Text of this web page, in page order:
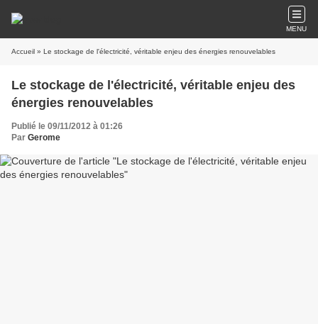
MENU
Accueil » Le stockage de l'électricité, véritable enjeu des énergies renouvelables
Le stockage de l'électricité, véritable enjeu des
énergies renouvelables
Publié le 09/11/2012 à 01:26
Par Gerome